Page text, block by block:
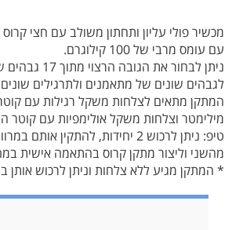
מכשיר פולי עליון ותחתון משולב עם חצי
עם עומס מרבי של 100 קילוגרם.
ניתן לבחור את
לגבהים שונים של מתאמנים ולתרגילים
מילימטר וצלחות משקל אולימפיות עם קוטר הברגה של
מהשני וליצור מתקן קרוס בהתאמה אישית
* המתקן מגיע ללא צלחות וניתן לרכוש אותן